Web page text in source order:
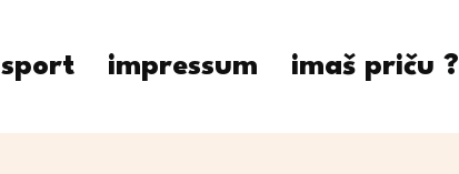
sport impressum imaš priču ?